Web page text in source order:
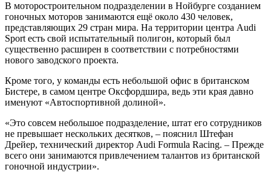
В моторостроительном подразделении в Нойбурге созданием
гоночных моторов занимаются ещё около 430 человек,
представляющих 29 стран мира. На территории центра Audi
Sport есть свой испытательный полигон, который был
существенно расширен в соответствии с потребностями
нового заводского проекта.
Кроме того, у команды есть небольшой офис в британском
Бистере, в самом центре Оксфордшира, ведь эти края давно
именуют «Автоспортивной долиной».
«Это совсем небольшое подразделение, штат его сотрудников
не превышает нескольких десятков, – пояснил Штефан
Дрейер, технический директор Audi Formula Racing. – Прежде
всего они занимаются привлечением талантов из британской
гоночной индустрии».